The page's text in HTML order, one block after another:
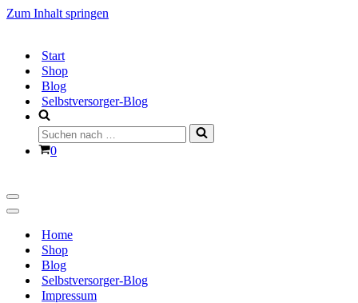
Zum Inhalt springen
Start
Shop
Blog
Selbstversorger-Blog
Suchen
nach …
Warenkorb
0
Navigationsmenü
Navigationsmenü
Home
Shop
Blog
Selbstversorger-Blog
Impressum